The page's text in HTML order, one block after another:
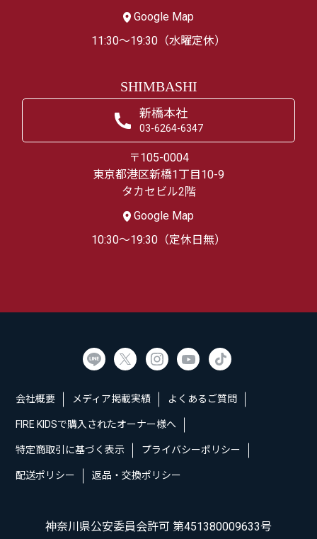
Google Map
11:30～19:30（水曜定休）
SHIMBASHI
新橋本社
03-6264-6347
〒105-0004
東京都港区新橋1丁目10-9
タカセビル2階
Google Map
10:30～19:30（定休日無）
会社概要 メディア掲載実績 よくあるご質問
FIRE KIDSで購入されたオーナー様へ
特定商取引に基づく表示 プライバシーポリシー
配送ポリシー 返品・交換ポリシー
神奈川県公安委員会許可 第451380009633号